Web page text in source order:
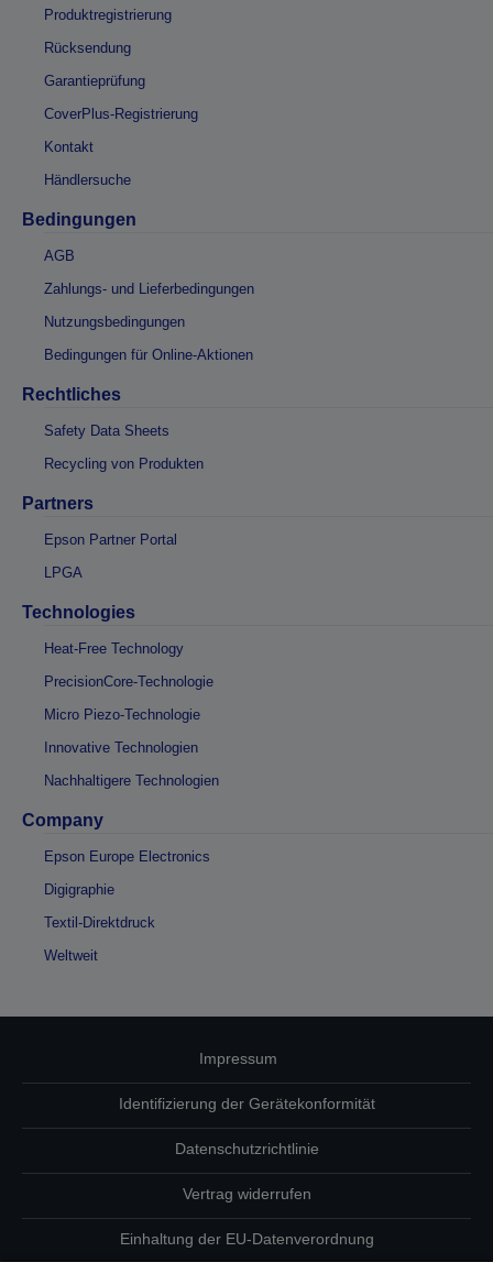
Produktregistrierung
Rücksendung
Garantieprüfung
CoverPlus-Registrierung
Kontakt
Händlersuche
Bedingungen
AGB
Zahlungs- und Lieferbedingungen
Nutzungsbedingungen
Bedingungen für Online-Aktionen
Rechtliches
Safety Data Sheets
Recycling von Produkten
Partners
Epson Partner Portal
LPGA
Technologies
Heat-Free Technology
PrecisionCore-Technologie
Micro Piezo-Technologie
Innovative Technologien
Nachhaltigere Technologien
Company
Epson Europe Electronics
Digigraphie
Textil-Direktdruck
Weltweit
Impressum
Identifizierung der Gerätekonformität
Datenschutzrichtlinie
Vertrag widerrufen
Einhaltung der EU-Datenverordnung